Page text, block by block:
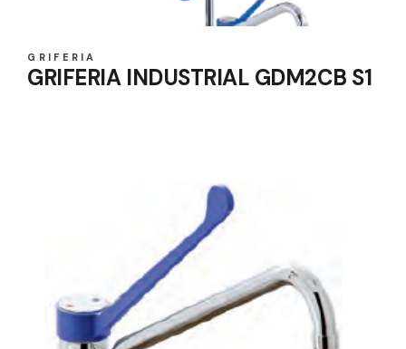
GRIFERIA
GRIFERIA INDUSTRIAL GDM2CB S1